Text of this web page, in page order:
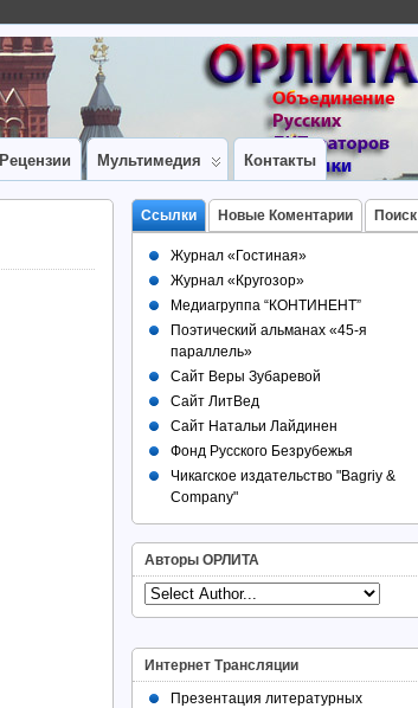
Рецензии Мультимедия Контакты
Ссылки Новые Коментарии Поиск
Журнал «Гостиная»
Журнал «Кругозор»
Медиагруппа “КОНТИНЕНТ”
Поэтический альманах «45-я
параллель»
Сайт Веры Зубаревой
Сайт ЛитВед
Сайт Натальи Лайдинен
Фонд Русского Безрубежья
Чикагское издательство "Bagriy &
Company"
Авторы ОРЛИТА
Интернет Трансляции
Презентация литературных